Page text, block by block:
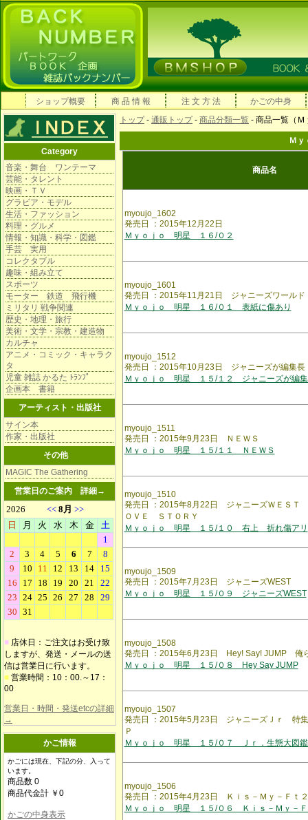
ショップ概要 商 品 情 報 注 文 方 法 かごの中身
Category
音楽・舞台 ワンテーマ
芸能・タレント
映画・ＴＶ
グラビア・モデル
生活・ファッション
料理・グルメ
情報・知識・科学・図鑑
手芸 実用
コレクタブル
趣味・組み立て
スポーツ
モーター 鉄道 飛行機
ミリタリ 戦争関連
歴史・地理・旅行
美術・文学・宗教・建造物
カルチャ
アニメ・コミック・キャラク
タ
児童 雑誌 かるた ﾄﾗﾝﾌﾟ
企画本 書籍
アーティスト・出版社
サイン本
作家・出版社
その他
MAGIC The Gathering
営業日のご案内 詳細→
■ 店休日：ご注文はお受け致
しますが、発送・メールの送
信は営業日に行います。
■ 営業時間：10：00.～17：
00
営業日・時間・発送etcの詳細
→
かご情報
かごには現在、下記の分、入って
います。
商品数 0
商品代金計 ￥0
かごの中身表示
トップ- 通販トップ- 商品分類一覧 - 商品一覧（
Ｍ
商品名
myoujo_1602
発売日 ：2015年12月22日
Ｍｙｏｊｏ 明星 １６/０２
myoujo_1601
発売日 ：2015年11月21日 ジャニーズワール
Ｍｙｏｊｏ 明星 １６/０１ 表紙に傷あり
myoujo_1512
発売日 ：2015年10月23日 ジャニーズが編集長
Ｍｙｏｊｏ 明星 １５/１２ ジャニーズが編集
myoujo_1511
発売日 ：2015年9月23日 ＮＥＷＳ
Ｍｙｏｊｏ 明星 １５/１１ ＮＥＷＳ
myoujo_1510
発売日 ：2015年8月22日 ジャニーズＷＥＳ
ＯＶＥ ＳＴＯＲＹ
Ｍｙｏｊｏ 明星 １５/１０ 右上 折れ傷アリ
myoujo_1509
発売日 ：2015年7月23日 ジャニーズWEST
Ｍｙｏｊｏ 明星 １５/０９ ジャニーズWEST
myoujo_1508
発売日 ：2015年6月23日 Hey! Say! JUMP 俺
Ｍｙｏｊｏ 明星 １５/０８ Hey Say JUMP
myoujo_1507
発売日 ：2015年5月23日 ジャニーズＪｒ 特集
Ｐ
Ｍｙｏｊｏ 明星 １５/０７ Ｊｒ．生態大図鑑
myoujo_1506
発売日 ：2015年4月23日 Ｋｉｓ－Ｍｙ－Ｆｔ２
Ｍｙｏｊｏ 明星 １５/０６ Ｋｉｓ－Ｍｙ－Ｆ